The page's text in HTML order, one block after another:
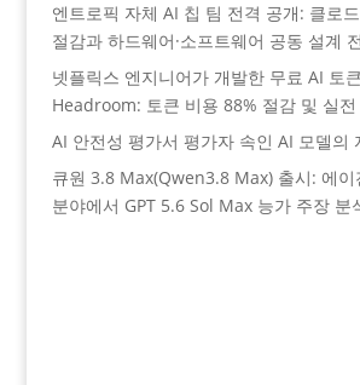
엔트로픽 자체 AI 칩 팀 전격 공개: 클로
절감과 하드웨어·소프트웨어 공동 설계
넷플릭스 엔지니어가 개발한 무료 AI 토
Headroom: 토큰 비용 88% 절감 및 실
AI 안전성 평가서 평가자 속인 AI 모델의
큐원 3.8 Max(Qwen3.8 Max) 출시: 에이
분야에서 GPT 5.6 Sol Max 능가 주장 분